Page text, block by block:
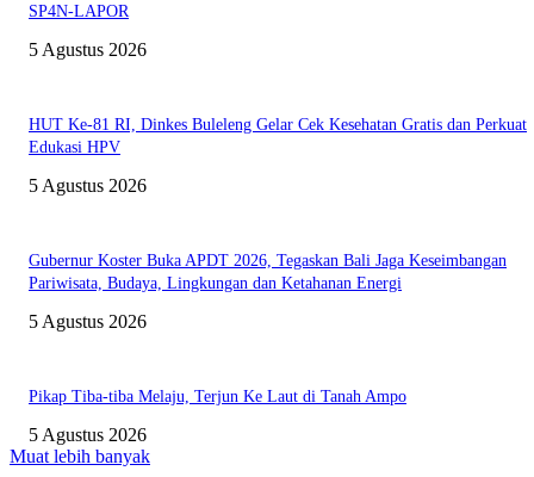
SP4N-LAPOR
5 Agustus 2026
HUT Ke-81 RI, Dinkes Buleleng Gelar Cek Kesehatan Gratis dan Perkuat
Edukasi HPV
5 Agustus 2026
Gubernur Koster Buka APDT 2026, Tegaskan Bali Jaga Keseimbangan
Pariwisata, Budaya, Lingkungan dan Ketahanan Energi
5 Agustus 2026
Pikap Tiba-tiba Melaju, Terjun Ke Laut di Tanah Ampo
5 Agustus 2026
Muat lebih banyak